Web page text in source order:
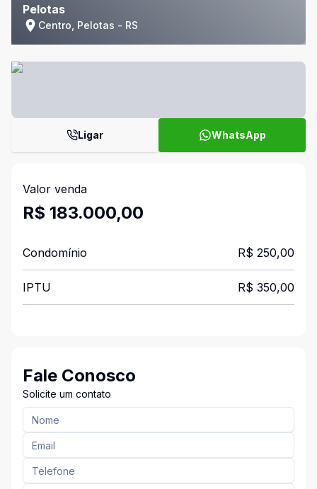
Pelotas
Centro, Pelotas - RS
Ligar WhatsApp
Valor venda
R$ 183.000,00
Condomínio R$ 250,00
IPTU R$ 350,00
Fale Conosco
Solicite um contato